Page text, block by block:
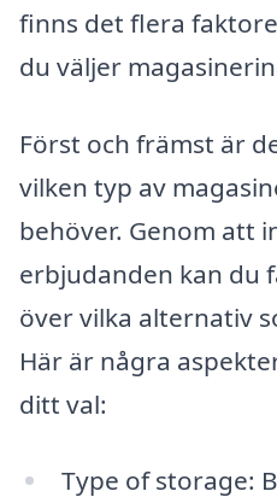
finns det flera
du väljer
Först och främst är
vilken typ av
behöver. Genom att
erbjudanden kan du
över vilka alternativ
Här är några
ditt val:
Type of storage: